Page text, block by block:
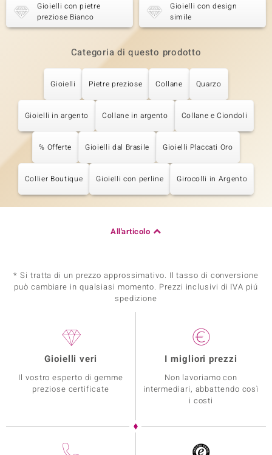
Gioielli con pietre
preziose Bianco
Gioielli con design
simile
Categoria di questo prodotto
Gioielli Pietre preziose Collane Quarzo
Gioielli in argento Collane in argento Collane e Ciondoli
% Offerte Gioielli dal Brasile Gioielli Placcati Oro
Collier Boutique Gioielli con perline Girocolli in Argento
All'articolo
* Si tratta di un prezzo approssimativo. Il tasso di conversione
può cambiare in qualsiasi momento. Prezzi inclusivi di IVA piú
spedizione
Gioielli veri
Il vostro esperto di gemme
preziose certificate
I migliori prezzi
Non lavoriamo con
intermediari, abbattendo così
i costi